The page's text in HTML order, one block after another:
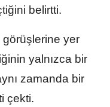
belirtti.
görüşlerine yer
yalnızca bir
zamanda bir
çekti.